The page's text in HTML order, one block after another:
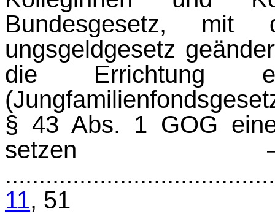
Bundesgesetz, mit
ungsgeldgesetz
die Errichtung
§ 43 Abs. 1 GOG
setzen –
11, 51